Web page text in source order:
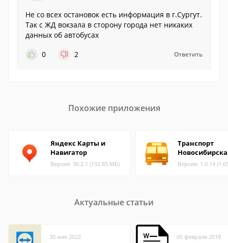
Не со всех остановок есть информация в г.Сургут.
Так с ЖД вокзала в сторону города нет никаких
данных об автобусах
0
2 Ответить
Похожие приложения
Яндекс Карты и
Навигатор
Версия: 30.2.1 (192.85 МБ)
Транспорт
Новосибирска
Версия: 1.0.14
Актуальные статьи
30 мая 2022 05 февраля 2019